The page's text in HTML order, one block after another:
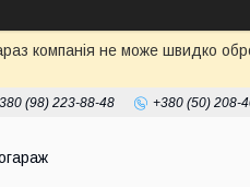
компанія не може швидко
(98) 223-88-48 +380 (50) 208-